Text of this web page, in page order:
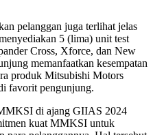
pelanggan juga terlihat jelas
5 (lima) unit test
Cross, Xforce, dan New
memanfaatkan kesempatan
produk Mitsubishi Motors
favorit pengunjung.
di ajang GIIAS 2024
kuat MMKSI untuk